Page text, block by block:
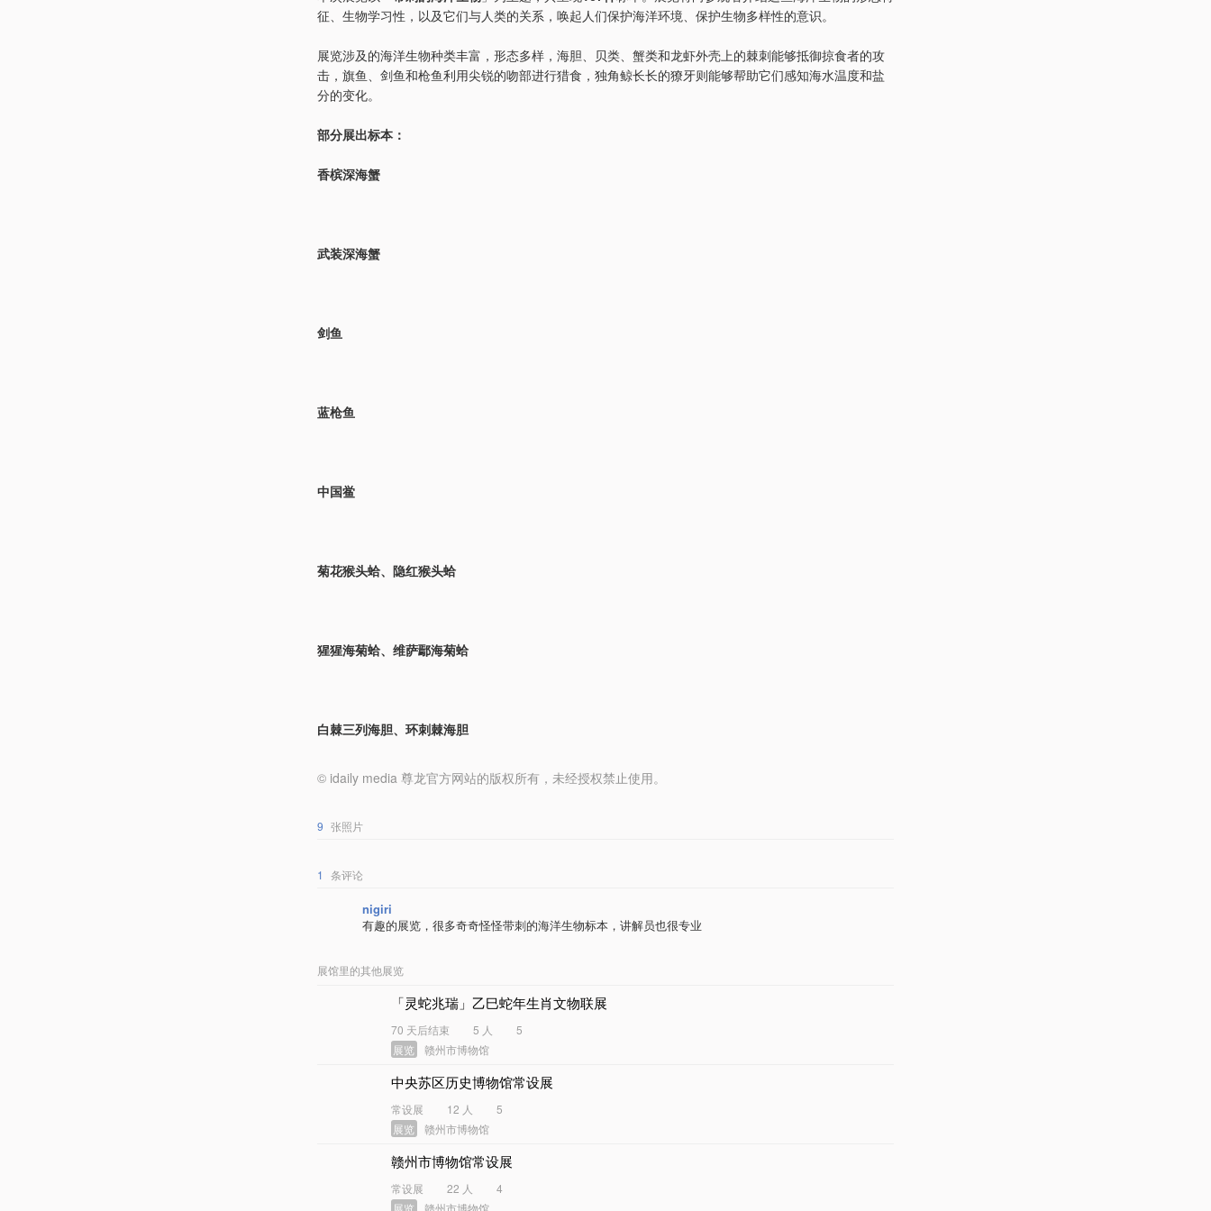
征、生物学习性，以及它们与人类的关系，唤起人们保护海洋环境、保护生物多样性的意识。
展览涉及的海洋生物种类丰富，形态多样，海胆、贝类、蟹类和龙虾外壳上的棘刺能够抵御掠食者的攻
击，旗鱼、剑鱼和枪鱼利用尖锐的吻部进行猎食，独角鲸长长的獠牙则能够帮助它们感知海水温度和盐
分的变化。
部分展出标本：
香槟深海蟹
武装深海蟹
剑鱼
蓝枪鱼
中国鲎
菊花猴头蛤、隐红猴头蛤
猩猩海菊蛤、维萨鄢海菊蛤
白棘三列海胆、环刺棘海胆
© idaily media 尊龙官方网站的版权所有，未经授权禁止使用。
9 张照片
1 条评论
nigiri
有趣的展览，很多奇奇怪怪带刺的海洋生物标本，讲解员也很专业
展馆里的其他展览
「灵蛇兆瑞」乙巳蛇年生肖文物联展
70 天后结束 5 人
5
展览
赣州市博物馆
中央苏区历史博物馆常设展
常设展 12 人
5
展览
赣州市博物馆
赣州市博物馆常设展
常设展 22 人
4
展览
赣州市博物馆